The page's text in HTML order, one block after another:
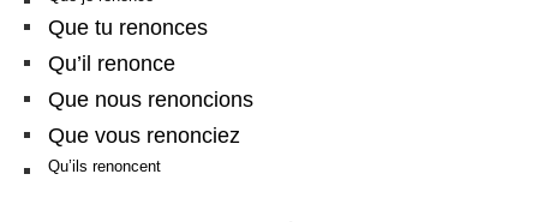
Que tu renonces
Qu’il renonce
Que nous renoncions
Que vous renonciez
Qu’ils renoncent